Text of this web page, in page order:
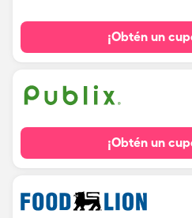
¡Obtén un
¡Obtén un